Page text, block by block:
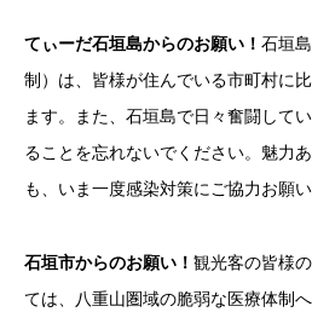
てぃーだ石垣島からのお願い！ 石垣
制）は、皆様が住んでいる市町村に
ます。また、石垣島で日々奮闘して
ることを忘れないでください。魅力
も、いま一度感染対策にご協力お願い
石垣市からのお願い！ 観光客の皆様
ては、八重山圏域の脆弱な医療体制